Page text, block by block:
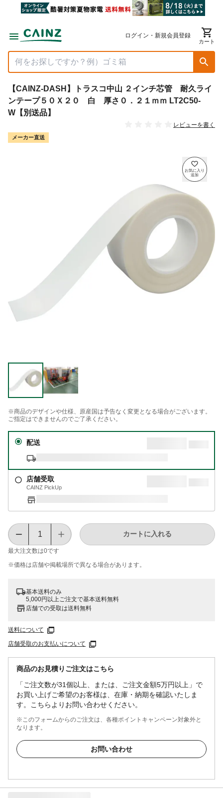
ログイン・新規会員登録
カート
【CAINZ-DASH】トラスコ中山 ２インチ芯管 耐久ライ
ンテープ５０Ｘ２０ 白 厚さ０．２１ｍｍ LT2C50-
W【別送品】
レビューを書く
メーカー直送
※商品のデザインや仕様、原産国は予告なく変更となる場合がございます。
ご指定はできませんのでご了承ください。
配送
店舗受取
CAINZ PickUp
最大注文数は0です
カートに入れる
※価格は​店舗や​掲載場所で​異なる​場合が​あります。
基本送料のみ
5,000円以上ご注文で基本送料無料
店舗での受取は送料無料
送料について
店舗受取のお支払いについて
商品のお見積りご注文はこちら
「ご注文数が31個以上、または、ご注文金額5万円以上」で
お買い上げご希望のお客様は、在庫・納期を確認いたしま
す。こちらよりお問い合わせください。
※このフォームからのご注文は、各種ポイントキャンペーン対象外と
なります。
お問い合わせ